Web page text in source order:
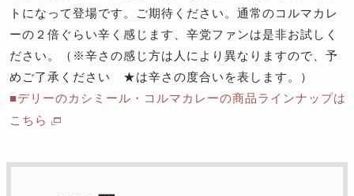
トになって登場です。ご期待ください。通常のコルマカレ
ーの２倍ぐらい辛く感じます、辛党ファンは是非お試しく
ださい。（※辛さの感じ方は人により異なりますので、予
めご了承ください ★は辛さの度合いを表します。）
■デリーのカシミール・コルマカレーの商品ラインナップは
こちら